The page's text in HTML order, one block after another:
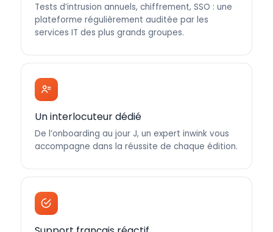
Tests d’intrusion annuels, chiffrement, SSO : une
plateforme régulièrement auditée par les
services IT des plus grands groupes.
Un interlocuteur dédié
De l’onboarding au jour J, un expert inwink vous
accompagne dans la réussite de chaque édition.